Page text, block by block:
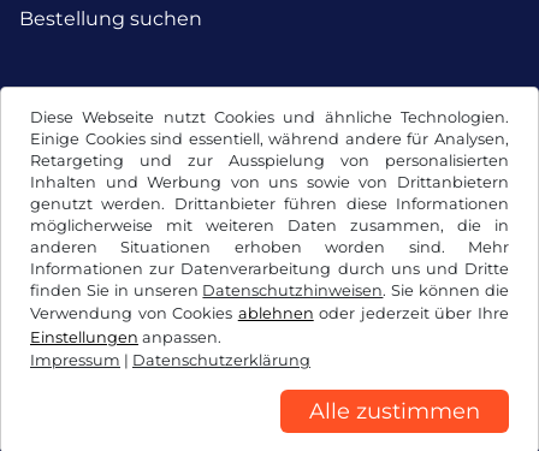
Diese Webseite nutzt Cookies und ähnliche Technologien.
Einige Cookies sind essentiell, während andere für Analysen,
Retargeting und zur Ausspielung von personalisierten
Inhalten und Werbung von uns sowie von Drittanbietern
genutzt werden. Drittanbieter führen diese Informationen
möglicherweise mit weiteren Daten zusammen, die in
anderen Situationen erhoben worden sind. Mehr
Informationen zur Datenverarbeitung durch uns und Dritte
finden Sie in unseren Datenschutzhinweisen. Sie können die
Verwendung von Cookies ablehnen oder jederzeit über Ihre
Einstellungen anpassen.
Impressum | Datenschutzerklärung
Alle zustimmen
Bestellung suchen
Facebook Instagram
AGB / Widerrufsrecht
Datenschutzerklärung
Impressum